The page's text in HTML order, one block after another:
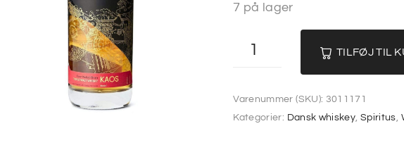
7 på lager
TILFØJ TIL
Varenummer (SKU): 3011171
Kategorier: Dansk whiskey, Spiritus,